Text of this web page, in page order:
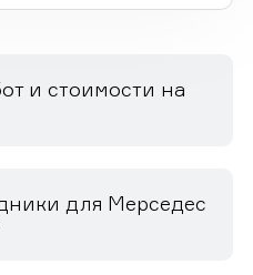
и стоимости на
для Мерседес